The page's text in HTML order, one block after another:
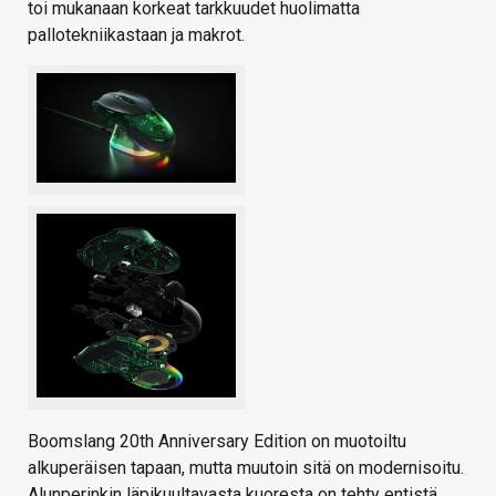
toi mukanaan korkeat tarkkuudet huolimatta
pallotekniikastaan ja makrot.
Boomslang 20th Anniversary Edition on muotoiltu
alkuperäisen tapaan, mutta muutoin sitä on modernisoitu.